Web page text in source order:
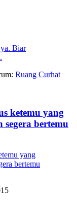
Biar
Ruang Curhat
ketemu yang
bertemu
yang
bertemu